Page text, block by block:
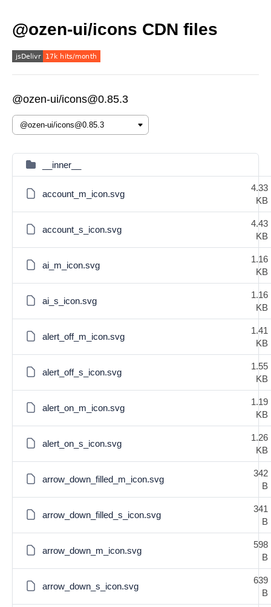
@ozen-ui/icons CDN files
@ozen-ui/icons@0.85.3
__inner__
account_m_icon.svg
4.33
KB
account_s_icon.svg
4.43
KB
ai_m_icon.svg
1.16
KB
ai_s_icon.svg
1.16
KB
alert_off_m_icon.svg
1.41
KB
alert_off_s_icon.svg
1.55
KB
alert_on_m_icon.svg
1.19
KB
alert_on_s_icon.svg
1.26
KB
arrow_down_filled_m_icon.svg
342
B
arrow_down_filled_s_icon.svg
341
B
arrow_down_m_icon.svg
598
B
arrow_down_s_icon.svg
639
B